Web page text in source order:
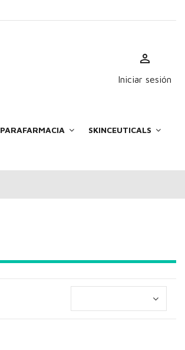
Iniciar sesión
PARAFARMACIA SKINCEUTICALS